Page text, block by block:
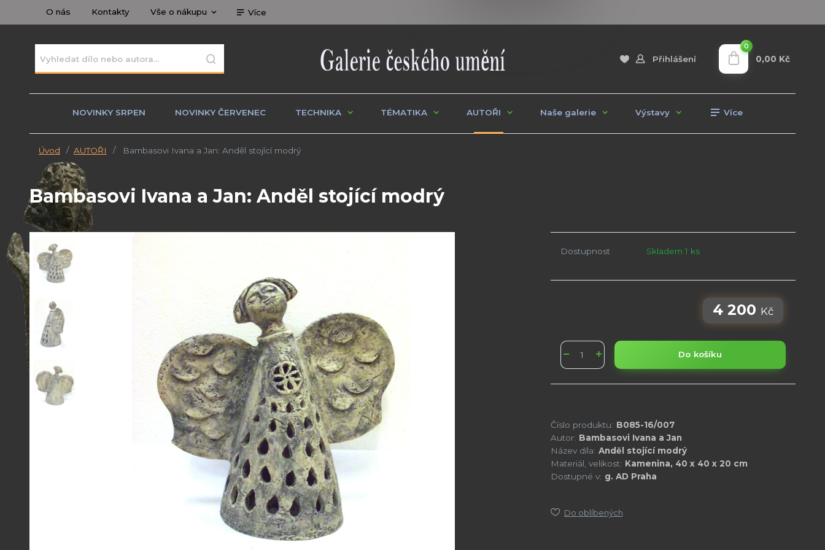
O nás Kontakty Vše o nákupu Více
Přihlášení
0
0,00 Kč
NOVINKY SRPEN NOVINKY ČERVENEC TECHNIKA TÉMATIKA AUTOŘI Naše galerie Výstavy Více
Úvod AUTOŘI Bambasovi Ivana a Jan: Anděl stojící modrý
Bambasovi Ivana a Jan: Anděl stojící modrý
Dostupnost Skladem 1 ks
4 200 Kč
Do košíku
Číslo produktu: B085-16/007
Autor: Bambasovi Ivana a Jan
Název díla: Anděl stojící modrý
Materiál, velikost: Kamenina, 40 x 40 x 20 cm
Dostupné v: g. AD Praha
Do oblíbených